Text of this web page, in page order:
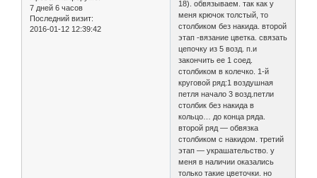
7 дней 6 часов
Последний визит:
2016-01-12 12:39:42
18). обвязываем. так как у
меня крючок толстый, то
столбиком без накида. второй
этап -вязание цветка. связать
цепочку из 5 возд. п.и
закончить ее 1 соед.
столбиком в колечко. 1-й
круговой ряд:1 воздушная
петля начало 3 возд.петли
столбик без накида в
кольцо… до конца ряда.
второй ряд — обвязка
столбиком с накидом. третий
этап — украшательство. у
меня в наличии оказались
только такие цветочки. но